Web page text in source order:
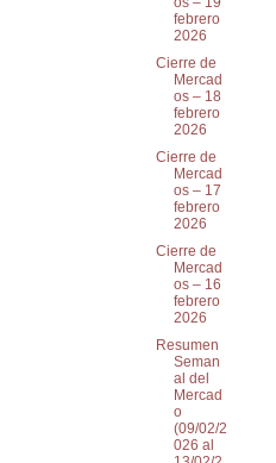
febrero
2026
Cierre de
Mercad
os – 18
febrero
2026
Cierre de
Mercad
os – 17
febrero
2026
Cierre de
Mercad
os – 16
febrero
2026
Resumen
Seman
al del
Mercad
o
(09/02/2
026 al